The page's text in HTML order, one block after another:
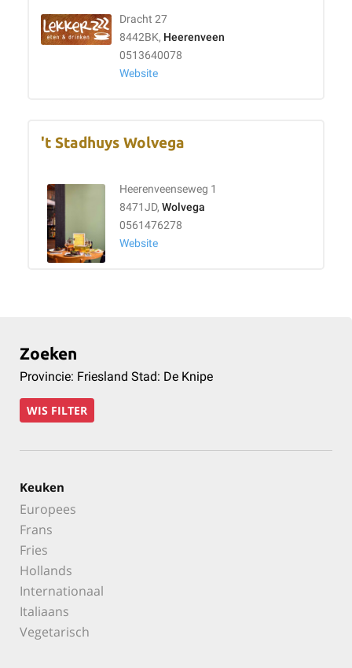
Dracht 27
8442BK, Heerenveen
0513640078
Website
't Stadhuys Wolvega
Heerenveenseweg 1
8471JD, Wolvega
0561476278
Website
Zoeken
Provincie: Friesland Stad: De Knipe
WIS FILTER
Keuken
Europees
Frans
Fries
Hollands
Internationaal
Italiaans
Vegetarisch